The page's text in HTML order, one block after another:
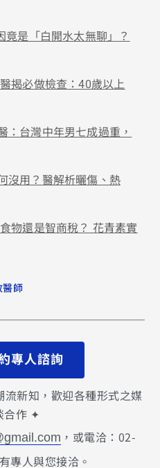
是「白開水太無聊」？
揭必做檢查：40歲以上
：台灣中年男七成過重，
沒用？醫解析曬傷、熱
物還是智商稅？ 花青素實
醫師
專人諮詢
新知，歡迎各種形式之媒
合作 ✦
，或電洽：02-
專人與您接洽。